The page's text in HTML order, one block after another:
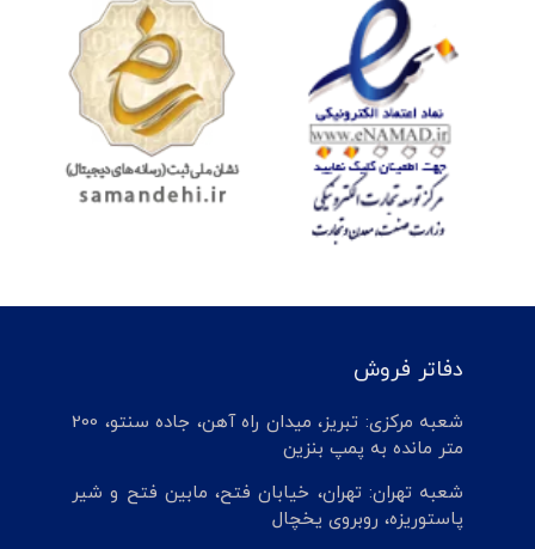
دفاتر فروش
شعبه مرکزی: تبریز، میدان راه آهن، جاده سنتو، 200
متر مانده به پمپ بنزین
شعبه تهران: تهران، خیابان فتح، مابین فتح و شیر
پاستوریزه، روبروی یخچال